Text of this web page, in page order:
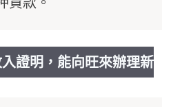
證明，能向旺來辦理新